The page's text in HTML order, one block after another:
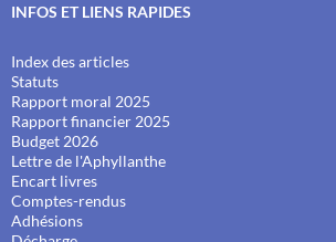
INFOS ET LIENS RAPIDES
Index des articles
Statuts
Rapport moral 2025
Rapport financier 2025
Budget 2026
Lettre de l'Aphyllanthe
Encart livres
Comptes-rendus
Adhésions